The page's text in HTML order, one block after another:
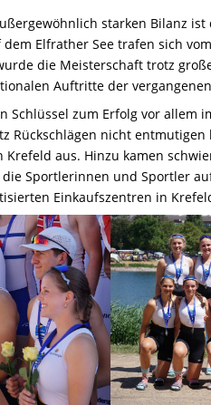
starken Bilanz
Elfrather See trafen sich
die Meisterschaft trotz
Auftritte der
Schlüssel zum Erfolg vor
Rückschlägen nicht
aus. Hinzu kamen
Sportlerinnen und Sportler
Einkaufszentren in